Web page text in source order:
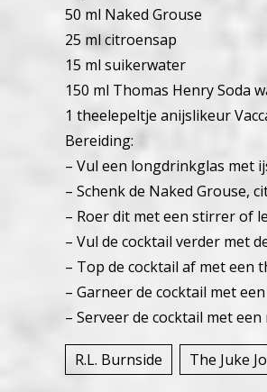
50 ml Naked Grouse
25 ml citroensap
15 ml suikerwater
150 ml Thomas Henry Soda
1 theelepeltje anijslikeur
Bereiding:
– Vul een longdrinkglas met
– Schenk de Naked Grouse,
– Roer dit met een stirrer of
– Vul de cocktail verder met
– Top de cocktail af met een
– Garneer de cocktail met
– Serveer de cocktail met
R.L. Burnside The Juke